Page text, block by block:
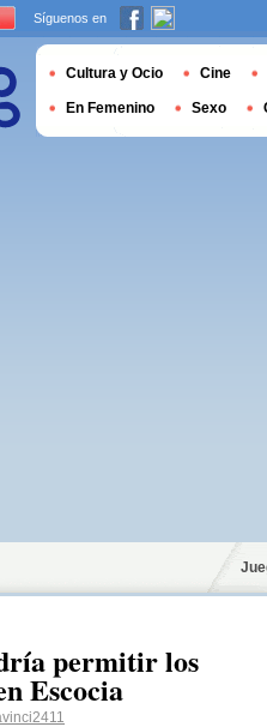
permitir los
Escocia
Síguenos en
Cultura y Ocio Cine
En Femenino Sexo